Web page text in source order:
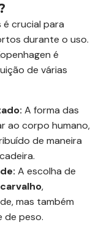
crucial para
durante o uso.
é
de várias
A forma das
ao corpo humano,
de maneira
A escolha de
carvalho,
mas também
de peso.